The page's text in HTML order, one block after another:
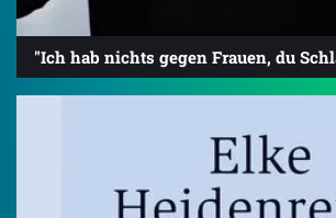
"Ich hab nichts gegen Frauen, du